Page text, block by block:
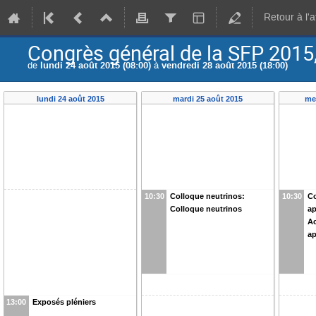
Retour à
Congrès général de la SFP
de lundi 24 août 2015 (08:00) àvendredi 28 août 2015 (18:00)
lundi 24 août 2015
13:00 Exposés pléniers
mardi 25 août 2015
10:30
Colloque neutrinos:
Colloque neutrinos
10:30